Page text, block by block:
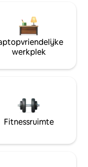
werkplek
Fitnessruimte